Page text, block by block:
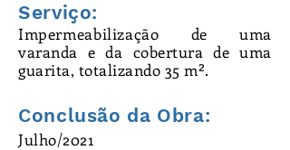
Serviço:
Impermeabilização de uma
varanda e da cobertura de uma
guarita, totalizando 35m².
Conclusão da Obra:
Julho/2021